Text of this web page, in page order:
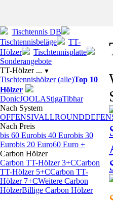
Tischtennis DB
Tischtennisbeläge
TT-
Hölzer
Tischtennisplatte
Sonderangebote
TT-Hölzer ... ▼
Tischtennishölzer (alle)Top 10
Hölzer
DonicJOOLAStigaTibhar
Nach System
OFFENSIVALLROUND
Nach Preis
bis 60 Eurobis 40 Eurobis 30
Eurobis 20 Euro60 Euro +
Carbon Hölzer
Carbon TT-Hölzer 3+CCarbon
TT-Hölzer 5+CCarbon TT-
Hölzer 7+CWeitere Carbon
HölzerBillige Carbon Hölzer